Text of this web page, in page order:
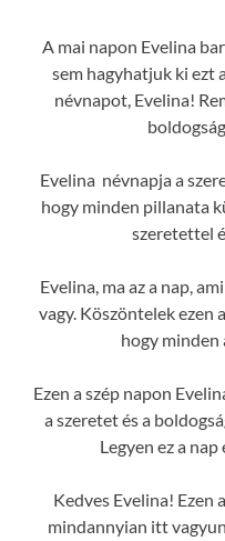
A mai napon Evelina
sem hagyhatjuk ki ezt
névnapot, Evelina!
Evelina névnapja a
hogy minden pillanata
szeretettel
Evelina, ma az a nap,
vagy. Köszöntelek ezen
hogy
Ezen a szép napon
a szeretet és a
Legyen ez a
Kedves Evelina! Ezen
mindannyian itt